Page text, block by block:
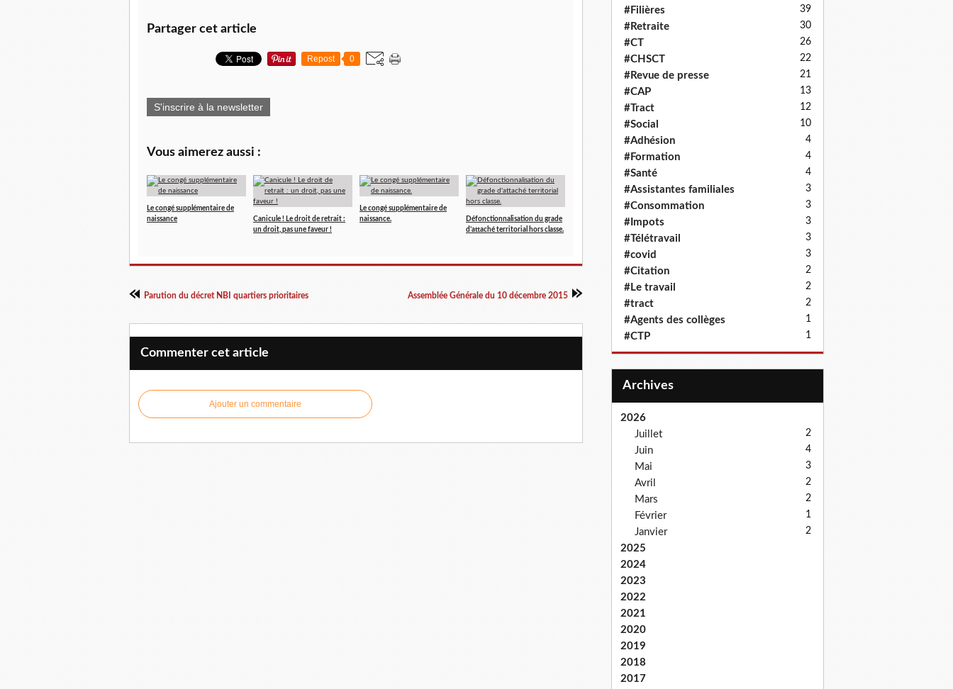
Partager cet article
Repost 0
S'inscrire à la newsletter
Vous aimerez aussi :
Le congé supplémentaire de
naissance
Canicule ! Le droit de retrait :
un droit, pas une faveur !
Le congé supplémentaire de
naissance.
Défonctionnalisation du grade
d'attaché territorial hors classe.
Parution du décret NBI quartiers prioritaires Assemblée Générale du 10 décembre 2015
Commenter cet article
Ajouter un commentaire
#Filières 39
#Retraite 30
#CT 26
#CHSCT 22
#Revue de presse 21
#CAP 13
#Tract 12
#Social 10
#Adhésion 4
#Formation 4
#Santé 4
#Assistantes familiales 3
#Consommation 3
#Impots 3
#Télétravail 3
#covid 3
#Citation 2
#Le travail 2
#tract 2
#Agents des collèges 1
#CTP 1
Archives
2026
Juillet
2
Juin 4
Mai 3
Avril 2
Mars 2
Février 1
Janvier 2
2025
2024
2023
2022
2021
2020
2019
2018
2017